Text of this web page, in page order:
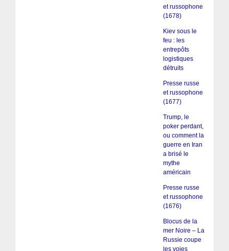
et russophone
(1678)
Kiev sous le
feu : les
entrepôts
logistiques
détruits
Presse russe
et russophone
(1677)
Trump, le
poker perdant,
ou comment la
guerre en Iran
a brisé le
mythe
américain
Presse russe
et russophone
(1676)
Blocus de la
mer Noire – La
Russie coupe
les voies